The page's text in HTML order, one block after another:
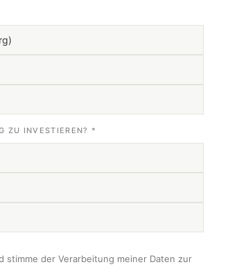
ZU INVESTIEREN? *
stimme der Verarbeitung meiner Daten zur